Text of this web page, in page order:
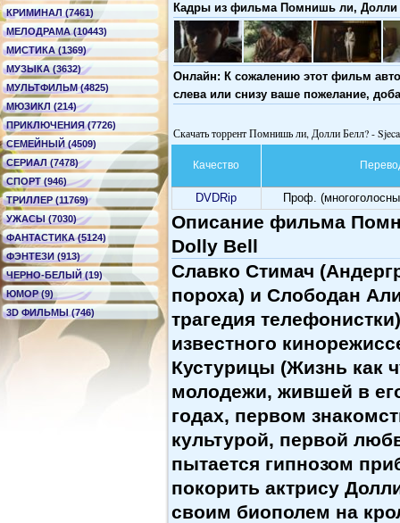
КРИМИНАЛ (7461)
МЕЛОДРАМА (10443)
МИСТИКА (1369)
МУЗЫКА (3632)
МУЛЬТФИЛЬМ (4825)
МЮЗИКЛ (214)
ПРИКЛЮЧЕНИЯ (7726)
СЕМЕЙНЫЙ (4509)
СЕРИАЛ (7478)
СПОРТ (946)
ТРИЛЛЕР (11769)
УЖАСЫ (7030)
ФАНТАСТИКА (5124)
ФЭНТЕЗИ (913)
ЧЕРНО-БЕЛЫЙ (19)
ЮМОР (9)
3D ФИЛЬМЫ (746)
Кадры из фильма Помнишь ли, Долли
Онлайн: К сожалению этот фильм
слева или снизу ваше пожелание,
Скачать торрент Помнишь ли, Долли Белл? -
Качество
DVDRip Проф.
Описание фильма
Dolly Bell
Славко Стимач
пороха) и Слободан
трагедия
известного
Кустурицы (Жизнь как
молодежи, жившей в
годах, первом
культурой, первой
пытается гипнозом
покорить актрису
своим биополем на